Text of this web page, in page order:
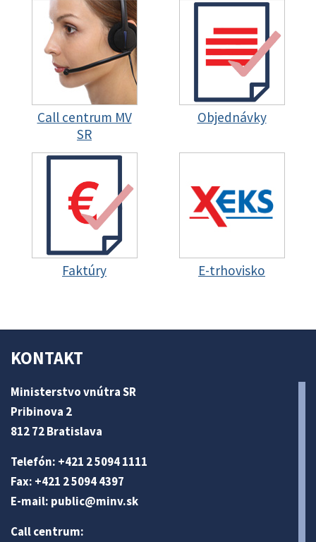
Call centrum MV
SR
Objednávky
Faktúry E-trhovisko
KONTAKT
Ministerstvo vnútra SR
Pribinova 2
812 72 Bratislava
Telefón: +421 2 5094 1111
Fax: +421 2 5094 4397
E-mail: public@minv.sk
Call centrum: